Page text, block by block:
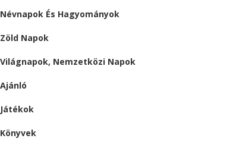
Névnapok És Hagyományok
Zöld Napok
Világnapok, Nemzetközi Napok
Ajánló
Játékok
Könyvek